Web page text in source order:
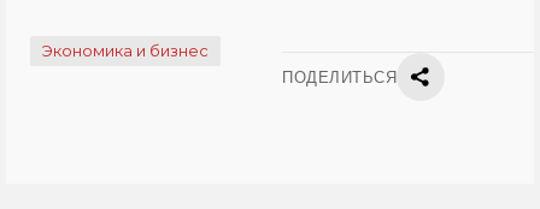
Экономика и бизнес
ПОДЕЛИТЬСЯ